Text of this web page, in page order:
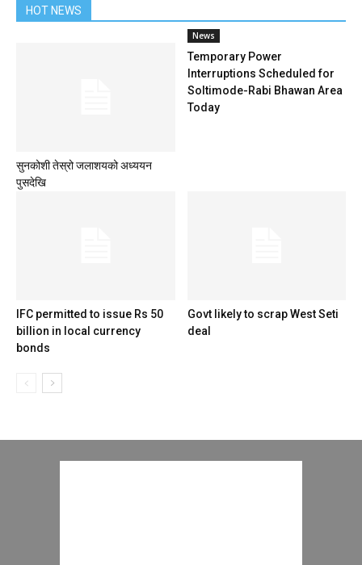
HOT NEWS
सुनकोशी तेस्रो जलाशयको अध्ययन
पुसदेखि
News
Temporary Power
Interruptions Scheduled for
Soltimode-Rabi Bhawan Area
Today
IFC permitted to issue Rs 50
billion in local currency
bonds
Govt likely to scrap West Seti
deal